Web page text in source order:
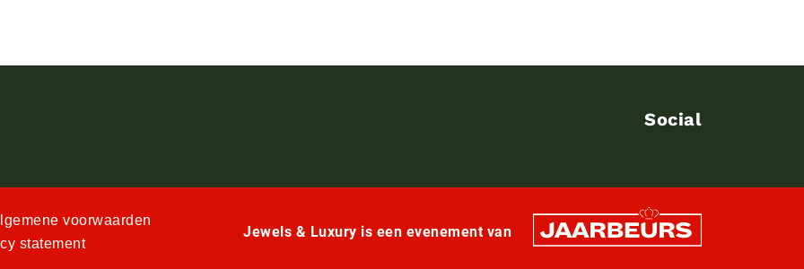
Social
voorwaarden
statement
Jewels & Luxury is een evenement van